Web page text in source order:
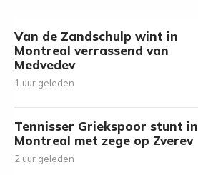
Van de Zandschulp wint in
Montreal verrassend van
Medvedev
1 uur geleden
Tennisser Griekspoor stunt in
Montreal met zege op Zverev
2 uur geleden